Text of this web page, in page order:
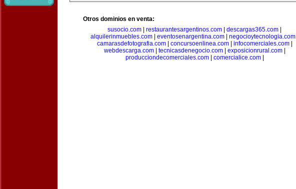
Otros dominios en venta:
susocio.com
restaurantesargentinos.com descargas365.com
alquilerinmuebles.com
eventosenargentina.com negocioytecnologia.com
camarasdefotografia.com| concursoenlinea.com| infocomerciales.com|
webdescarga.com| tecnicasdenegocio.com| exposicionrural.com|
producciondecomerciales.com| comercialice.com|